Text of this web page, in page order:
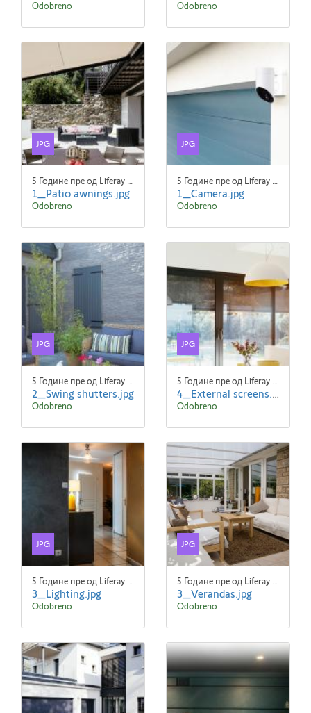
Odobreno Odobreno
JPG
5 Године пре од Liferay Admin Liferay Admin
1_Patio awnings.jpg
Odobreno
JPG
5 Године пре од Liferay Admin Liferay Admin
1_Camera.jpg
Odobreno
JPG
5 Године пре од Liferay Admin Liferay Admin
2_Swing shutters.jpg
Odobreno
JPG
5 Године пре од Liferay Admin Liferay Admin
4_External screens.jpg
Odobreno
JPG
5 Године пре од Liferay Admin Liferay Admin
3_Lighting.jpg
Odobreno
JPG
5 Године пре од Liferay Admin Liferay Admin
3_Verandas.jpg
Odobreno